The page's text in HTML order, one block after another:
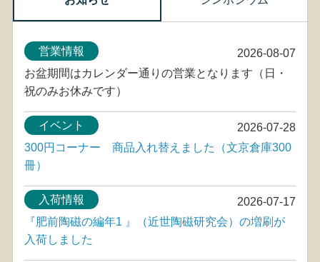
2026-08-07
営業情報
お盆期間はカレンダー通りの営業となります（日・
祝のみお休みです）
2026-07-28
イベント
300円コーナー 商品入れ替えました（文京倉庫300
冊）
2026-07-17
入荷情報
『肥前陶磁の編年1 』（近世陶磁研究会）の増刷が
入荷しました